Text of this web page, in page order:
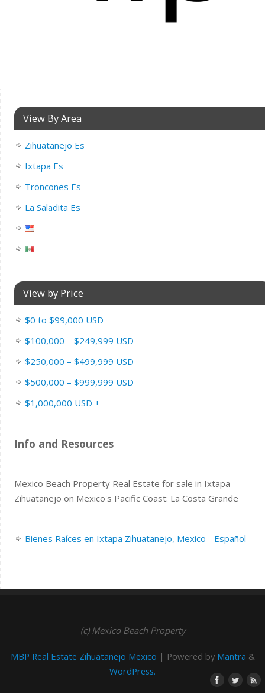
View By Area
Zihuatanejo Es
Ixtapa Es
Troncones Es
La Saladita Es
View by Price
$0 to $99,000 USD
$100,000 – $249,999 USD
$250,000 – $499,999 USD
$500,000 – $999,999 USD
$1,000,000 USD +
Info and Resources
Mexico Beach Property Real Estate for sale in Ixtapa
Zihuatanejo on Mexico's Pacific Coast: La Costa Grande
Bienes Raíces en Ixtapa Zihuatanejo, Mexico - Español
(c) Mexico Beach Property
MBP Real Estate Zihuatanejo Mexico | Powered by Mantra &
WordPress.